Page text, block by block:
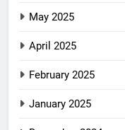
May 2025
April 2025
February 2025
January 2025